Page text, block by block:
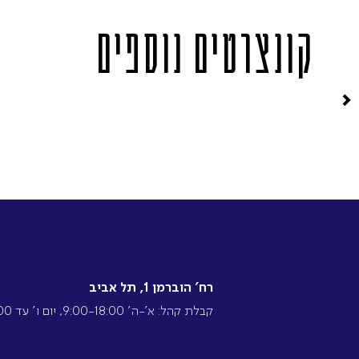
קונצרטים נוספים
רח’ הוברמן 1, תל אביב
קבלת קהל: א’-ה’ 9:00-18:00, יום ו’ עד 13:00